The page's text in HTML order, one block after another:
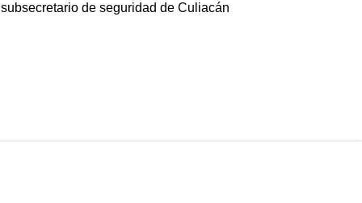
de seguridad de Culiacán